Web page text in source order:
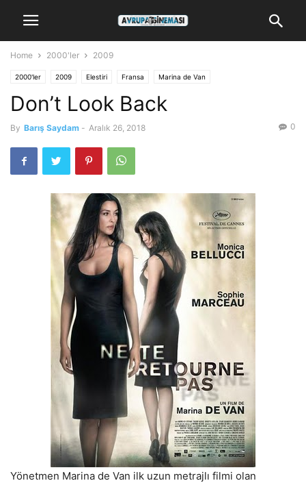
Home 2000'ler 2009
2000'ler 2009 Elestiri Fransa Marina de Van
Don’t Look Back
By Barış Saydam - Aralık 26, 2018 0
Yönetmen Marina de Van ilk uzun metrajlı filmi olan